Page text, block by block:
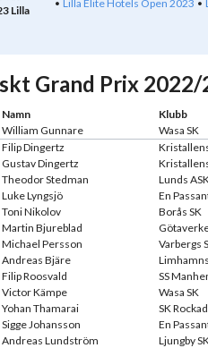
Lilla
Lilla Elite Hotels Open 2023
Grand Prix 2022/
Namn Klubb
William Gunnare Wasa SK
Filip Dingertz
Gustav Dingertz
Theodor Stedman Lunds
Luke Lyngsjö En
Toni Nikolov Borås SK
Martin Bjureblad
Michael Persson Varbergs
Andreas Bjäre
Filip Roosvald SS
Victor Kämpe Wasa SK
Yohan Thamarai SK
Sigge Johansson En
Andreas Lundström Ljungby